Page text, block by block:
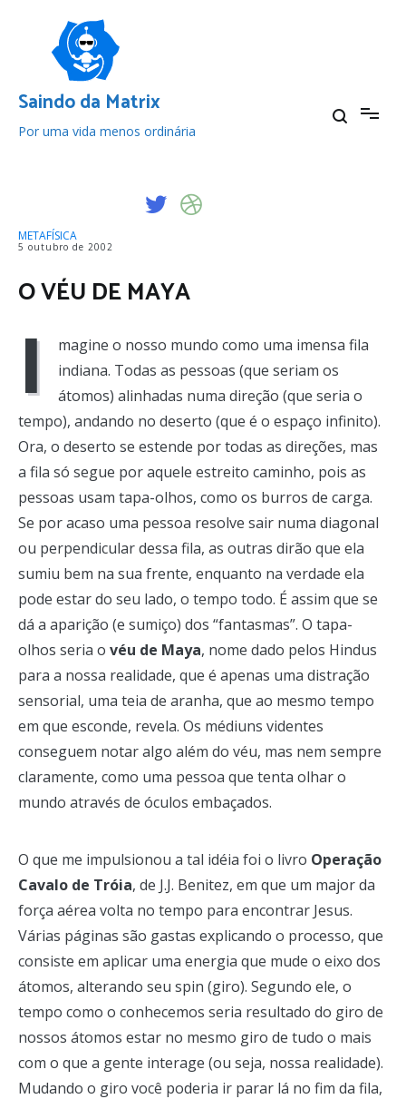
conteúdo
Saindo da Matrix
Por uma vida menos ordinária
METAFÍSICA
5 outubro de 2002
O VÉU DE MAYA
I
magine o nosso mundo como uma imensa fila
indiana. Todas as pessoas (que seriam os
átomos) alinhadas numa direção (que seria o
tempo), andando no deserto (que é o espaço infinito).
Ora, o deserto se estende por todas as direções, mas
a fila só segue por aquele estreito caminho, pois as
pessoas usam tapa-olhos, como os burros de carga.
Se por acaso uma pessoa resolve sair numa diagonal
ou perpendicular dessa fila, as outras dirão que ela
sumiu bem na sua frente, enquanto na verdade ela
pode estar do seu lado, o tempo todo. É assim que se
dá a aparição (e sumiço) dos “fantasmas”. O tapa-
olhos seria o véu de Maya, nome dado pelos Hindus
para a nossa realidade, que é apenas uma distração
sensorial, uma teia de aranha, que ao mesmo tempo
em que esconde, revela. Os médiuns videntes
conseguem notar algo além do véu, mas nem sempre
claramente, como uma pessoa que tenta olhar o
mundo através de óculos embaçados.
O que me impulsionou a tal idéia foi o livro Operação
Cavalo de Tróia, de J.J. Benitez, em que um major da
força aérea volta no tempo para encontrar Jesus.
Várias páginas são gastas explicando o processo, que
consiste em aplicar uma energia que mude o eixo dos
átomos, alterando seu spin (giro). Segundo ele, o
tempo como o conhecemos seria resultado do giro de
nossos átomos estar no mesmo giro de tudo o mais
com o que a gente interage (ou seja, nossa realidade).
Mudando o giro você poderia ir parar lá no fim da fila,